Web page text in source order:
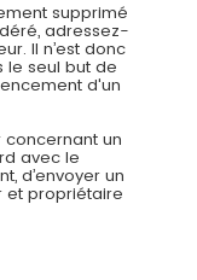
supprimé
adressez-
Il n’est donc
le seul but de
d'un
un
avec le
d’envoyer un
et propriétaire